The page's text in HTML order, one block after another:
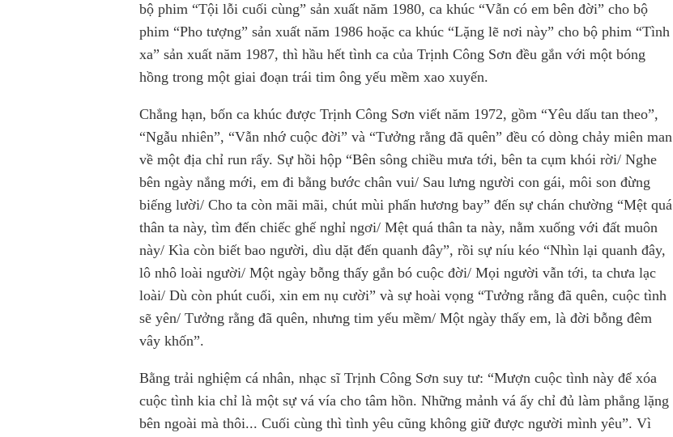
bộ phim “Tội lỗi cuối cùng” sản xuất năm 1980, ca khúc “Vẫn có em bên đời” cho bộ
phim “Pho tượng” sản xuất năm 1986 hoặc ca khúc “Lặng lẽ nơi này” cho bộ phim “Tình
xa” sản xuất năm 1987, thì hầu hết tình ca của Trịnh Công Sơn đều gắn với một bóng
hồng trong một giai đoạn trái tim ông yếu mềm xao xuyến.
Chẳng hạn, bốn ca khúc được Trịnh Công Sơn viết năm 1972, gồm “Yêu dấu tan theo”,
“Ngẫu nhiên”, “Vẫn nhớ cuộc đời” và “Tưởng rằng đã quên” đều có dòng chảy miên man
về một địa chỉ run rẩy. Sự hồi hộp “Bên sông chiều mưa tới, bên ta cụm khói rời/ Nghe
bên ngày nắng mới, em đi bằng bước chân vui/ Sau lưng người con gái, môi son đừng
biếng lười/ Cho ta còn mãi mãi, chút mùi phấn hương bay” đến sự chán chường “Mệt quá
thân ta này, tìm đến chiếc ghế nghỉ ngơi/ Mệt quá thân ta này, nằm xuống với đất muôn
này/ Kìa còn biết bao người, dìu dặt đến quanh đây”, rồi sự níu kéo “Nhìn lại quanh đây,
lô nhô loài người/ Một ngày bỗng thấy gắn bó cuộc đời/ Mọi người vẫn tới, ta chưa lạc
loài/ Dù còn phút cuối, xin em nụ cười” và sự hoài vọng “Tưởng rằng đã quên, cuộc tình
sẽ yên/ Tưởng rằng đã quên, nhưng tim yếu mềm/ Một ngày thấy em, là đời bỗng đêm
vây khốn”.
Bằng trải nghiệm cá nhân, nhạc sĩ Trịnh Công Sơn suy tư: “Mượn cuộc tình này để xóa
cuộc tình kia chỉ là một sự vá vía cho tâm hồn. Những mảnh vá ấy chỉ đủ làm phẳng lặng
bên ngoài mà thôi... Cuối cùng thì tình yêu cũng không giữ được người mình yêu”. Vì